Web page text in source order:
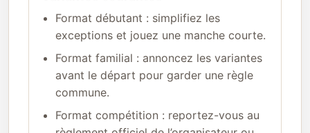
Format débutant : simplifiez les
exceptions et jouez une manche courte.
Format familial : annoncez les variantes
avant le départ pour garder une règle
commune.
Format compétition : reportez-vous au